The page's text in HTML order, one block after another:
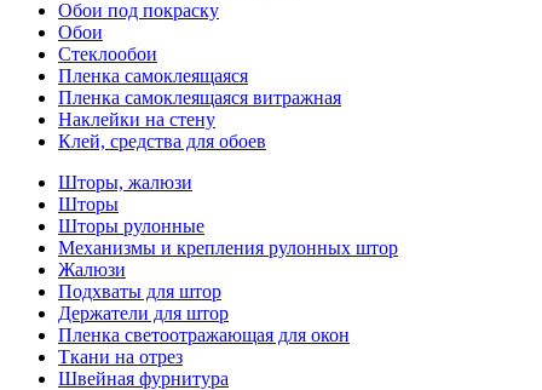
Обои под покраску
Обои
Стеклообои
Пленка самоклеящаяся
Пленка самоклеящаяся витражная
Наклейки на стену
Клей, средства для обоев
Шторы, жалюзи
Шторы
Шторы рулонные
Механизмы и крепления рулонных штор
Жалюзи
Подхваты для штор
Держатели для штор
Пленка светоотражающая для окон
Ткани на отрез
Швейная фурнитура